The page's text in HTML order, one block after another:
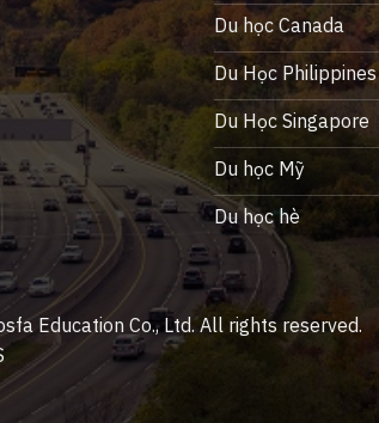
Du học Canada
Du Học Philippines
Du Học Singapore
Du học Mỹ
Du học hè
Education Co., Ltd. All rights reserved.